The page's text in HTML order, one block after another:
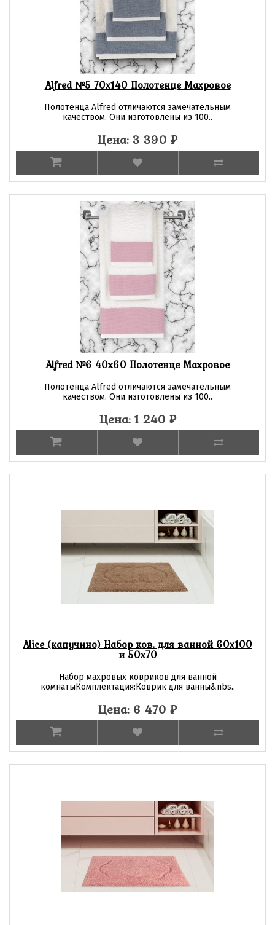
Alfred №5 70х140 Полотенце Махровое
Полотенца Alfred отличаются замечательным
качеством. Они изготовлены из 100..
Цена: 3 390 ₽
Alfred №6 40х60 Полотенце Махровое
Полотенца Alfred отличаются замечательным
качеством. Они изготовлены из 100..
Цена: 1 240 ₽
Alice (капучино) Набор ков. для ванной 60х100
и 50х70
Набор махровых ковриков для ванной
комнатыКомплектация:Коврик для ванны&nbs..
Цена: 6 470 ₽